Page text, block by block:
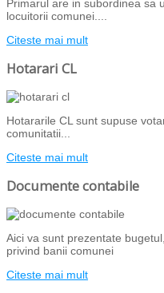
Primarul are in subordinea sa
locuitorii comunei....
Citeste mai mult
Hotarari CL
Hotararile CL sunt supuse
comunitatii...
Citeste mai mult
Documente contabile
Aici va sunt prezentate
privind banii comunei
Citeste mai mult